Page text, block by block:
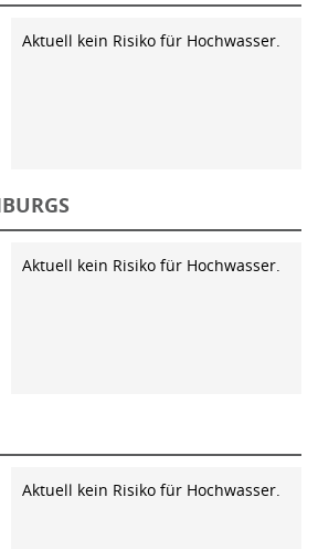
Aktuell kein Risiko für Hochwasser.
Aktuell kein Risiko für Hochwasser.
Aktuell kein Risiko für Hochwasser.